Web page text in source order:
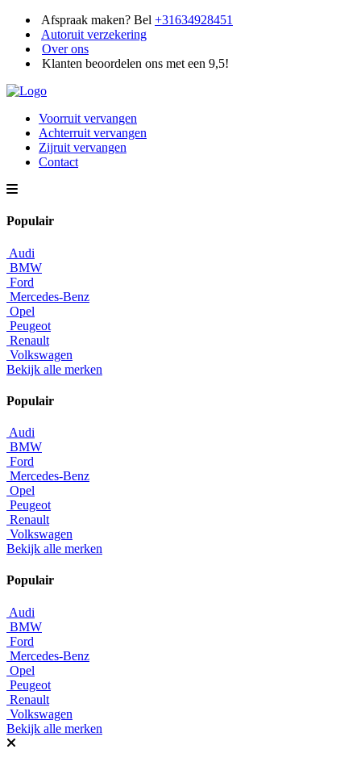
Afspraak maken? Bel +31634928451
Autoruit verzekering
Over ons
Klanten beoordelen ons met een 9,5!
Voorruit vervangen
Achterruit vervangen
Zijruit vervangen
Contact
Populair
Audi
BMW
Ford
Mercedes-Benz
Opel
Peugeot
Renault
Volkswagen
Bekijk alle merken
Populair
Audi
BMW
Ford
Mercedes-Benz
Opel
Peugeot
Renault
Volkswagen
Bekijk alle merken
Populair
Audi
BMW
Ford
Mercedes-Benz
Opel
Peugeot
Renault
Volkswagen
Bekijk alle merken